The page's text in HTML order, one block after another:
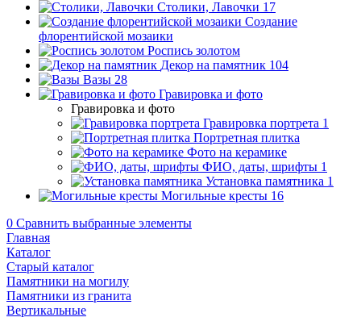
Столики, Лавочки 17
Создание
флорентийской мозаики
Роспись золотом
Декор на памятник 104
Вазы 28
Гравировка и фото
Гравировка и фото
Гравировка портрета 1
Портретная плитка
Фото на керамике
ФИО, даты, шрифты 1
Установка памятника 1
Могильные кресты 16
0 Сравнить выбранные элементы
Главная
Каталог
Старый каталог
Памятники на могилу
Памятники из гранита
Вертикальные